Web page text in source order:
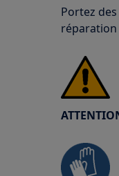
Portez